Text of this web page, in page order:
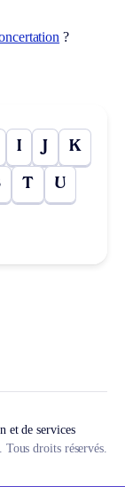
?
I J K
T U
et de services
droits réservés.